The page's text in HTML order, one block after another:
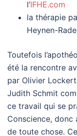
l’IFHE.com
la thérapie
Heynen-
Toutefois
été la rencontre
par Olivier
Judith Schmit
ce travail qui se
Conscience, donc
de toute chose.